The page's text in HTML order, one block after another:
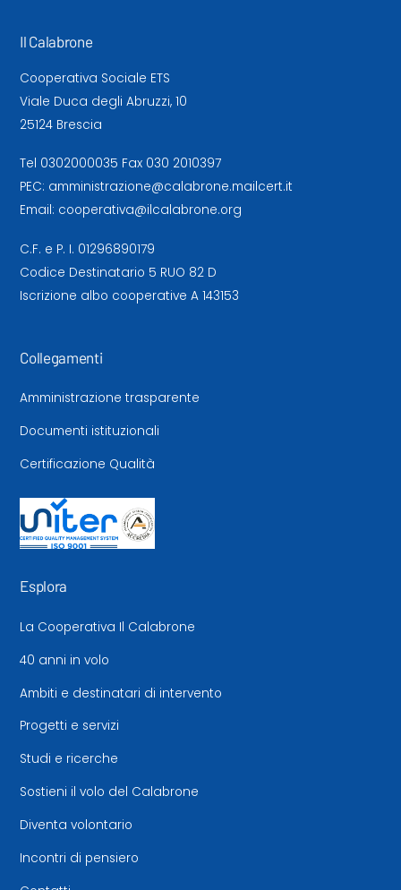
Il Calabrone
Cooperativa Sociale ETS
Viale Duca degli Abruzzi, 10
25124 Brescia
Tel 0302000035 Fax 030 2010397
PEC: amministrazione@calabrone.mailcert.it
Email: cooperativa@ilcalabrone.org
C.F. e P. I. 01296890179
Codice Destinatario 5 RUO 82 D
Iscrizione albo cooperative A 143153
Collegamenti
Amministrazione trasparente
Documenti istituzionali
Certificazione Qualità
Esplora
La Cooperativa Il Calabrone
40 anni in volo
Ambiti e destinatari di intervento
Progetti e servizi
Studi e ricerche
Sostieni il volo del Calabrone
Diventa volontario
Incontri di pensiero